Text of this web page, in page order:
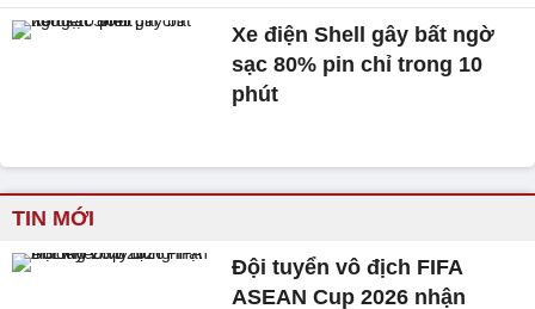
Xe điện Shell gây bất ngờ
sạc 80% pin chỉ trong 10
phút
TIN MỚI
Đội tuyển vô địch FIFA
ASEAN Cup 2026 nhận